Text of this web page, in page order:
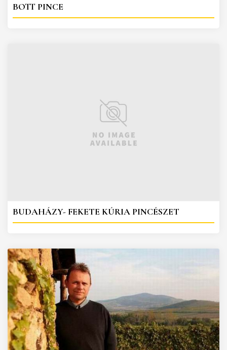
BOTT PINCE
BUDAHÁZY- FEKETE KÚRIA PINCÉSZET